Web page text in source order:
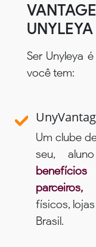
UNYLEYA
Ser Unyleya
você tem:
Um clube
seu,
parceiros,
físicos,
Brasil.